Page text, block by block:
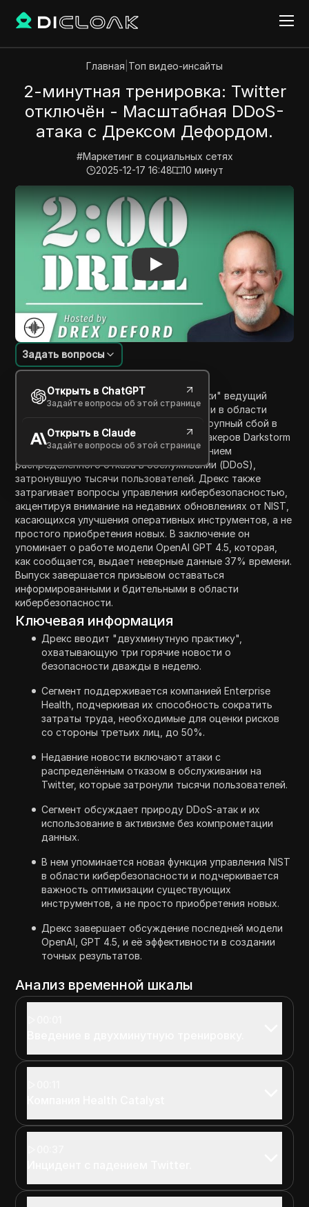
Главная Топ видео-инсайты
2-минутная тренировка: Twitter
отключён - Масштабная DDoS-
атака с Дрексом Дефордом.
#Маркетинг в социальных сетях
2025-12-17 16:48
10 минут
Play Video: 2-минутная тренировка: Twitter
Введение в содержание
Задать вопросы
Открыть в ChatGPT
Задайте вопросы об этой странице
Открыть в Claude
Задайте вопросы об этой странице
В этом выпуске "Двухминутной разминки" ведущий
Дрекс обсуждает три ключевые истории в области
кибербезопасности. Он подчеркивает крупный сбой в
Twitter, который был приписан группе хакеров Darkstorm
Team, совершившей атаку с использованием
распределенного отказа в обслуживании (DDoS),
затронувшую тысячи пользователей. Дрекс также
затрагивает вопросы управления кибербезопасностью,
акцентируя внимание на недавних обновлениях от NIST,
касающихся улучшения оперативных инструментов, а не
простого приобретения новых. В заключение он
упоминает о работе модели OpenAI GPT 4.5, которая,
как сообщается, выдает неверные данные 37% времени.
Выпуск завершается призывом оставаться
информированными и бдительными в области
кибербезопасности.
Ключевая информация
Дрекс вводит "двухминутную практику",
охватывающую три горячие новости о
безопасности дважды в неделю.
Сегмент поддерживается компанией Enterprise
Health, подчеркивая их способность сократить
затраты труда, необходимые для оценки рисков
со стороны третьих лиц, до 50%.
Недавние новости включают атаки с
распределённым отказом в обслуживании на
Twitter, которые затронули тысячи пользователей.
Сегмент обсуждает природу DDoS-атак и их
использование в активизме без компрометации
данных.
В нем упоминается новая функция управления NIST
в области кибербезопасности и подчеркивается
важность оптимизации существующих
инструментов, а не просто приобретения новых.
Дрекс завершает обсуждение последней модели
OpenAI, GPT 4.5, и её эффективности в создании
точных результатов.
Анализ временной шкалы